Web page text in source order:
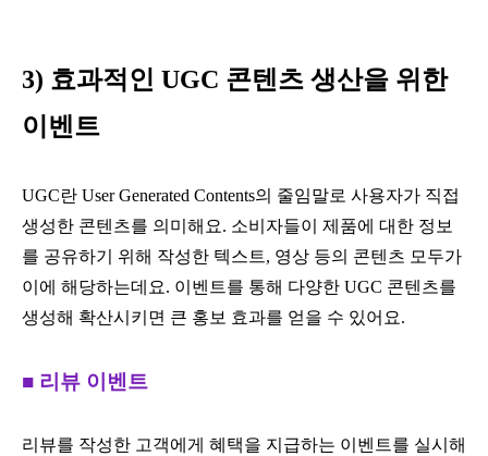
3) 효과적인 UGC 콘텐츠 생산을 위한
이벤트
UGC란 User Generated Contents의 줄임말로 사용자가 직접
생성한 콘텐츠를 의미해요. 소비자들이 제품에 대한 정보
를 공유하기 위해 작성한 텍스트, 영상 등의 콘텐츠 모두가
이에 해당하는데요. 이벤트를 통해 다양한 UGC 콘텐츠를
생성해 확산시키면 큰 홍보 효과를 얻을 수 있어요.
■ 리뷰 이벤트
리뷰를 작성한 고객에게 혜택을 지급하는 이벤트를 실시해